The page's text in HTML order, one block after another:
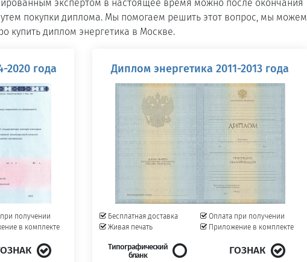
экспертом в настоящее время можно после окончания
покупки диплома. Мы помогаем решить этот вопрос, мы можем
купить диплом энергетика в Москве.
2020 года
получении
в комплекте
Диплом энергетика 2011-2013 года
Бесплатная доставка
Живая печать
Оплата при получении
Приложение в комплекте
Типографический
бланк
ГОЗНАК